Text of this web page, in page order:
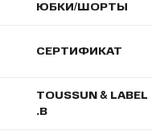
ЮБКИ/ШОРТЫ
СЕРТИФИКАТ
TOUSSUN & LABEL
.B